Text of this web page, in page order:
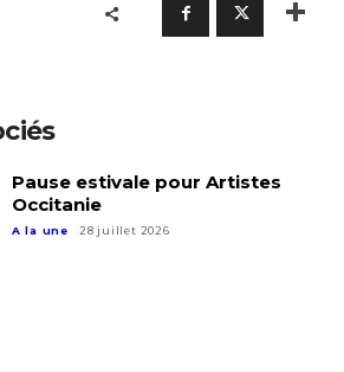
Pause estivale pour Artistes
Occitanie
A la une 28 juillet 2026